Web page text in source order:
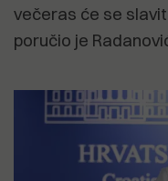
večeras će se
poručio je